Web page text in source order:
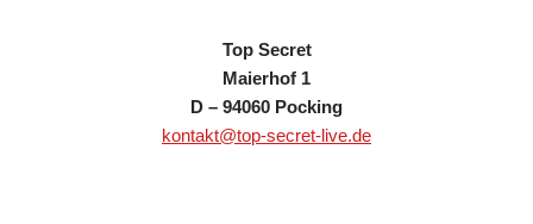
Top Secret
Maierhof 1
D – 94060 Pocking
kontakt@top-secret-live.de